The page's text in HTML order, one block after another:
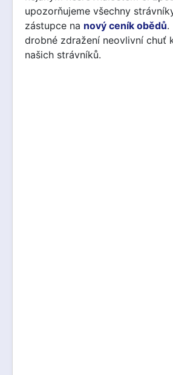
upozorňujeme všechny
zástupce na nový ceník obědů.
drobné zdražení neovlivní chuť
našich strávníků.